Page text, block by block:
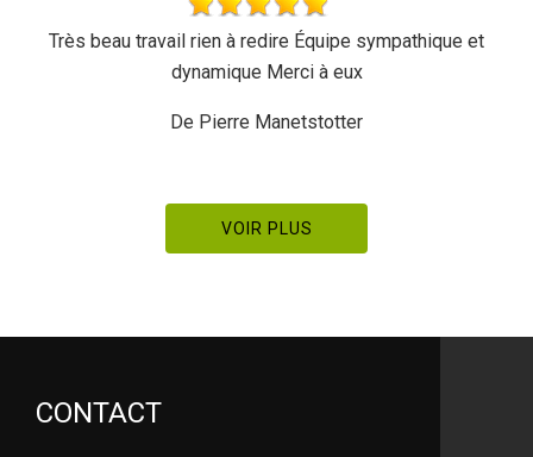
Très beau travail rien à redire Équipe sympathique et
dynamique Merci à eux
De Pierre Manetstotter
VOIR PLUS
CONTACT